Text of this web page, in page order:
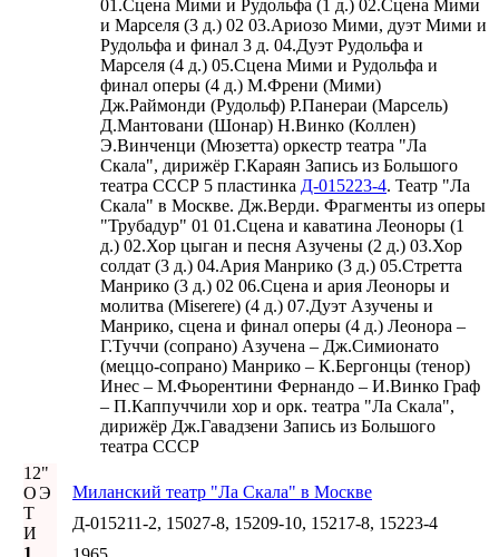
01.Сцена Мими и Рудольфа (1 д.) 02.Сцена Мими
и Марселя (3 д.) 02 03.Ариозо Мими, дуэт Мими и
Рудольфа и финал 3 д. 04.Дуэт Рудольфа и
Марселя (4 д.) 05.Сцена Мими и Рудольфа и
финал оперы (4 д.) М.Френи (Мими)
Дж.Раймонди (Рудольф) Р.Панераи (Марсель)
Д.Мантовани (Шонар) Н.Винко (Коллен)
Э.Винченци (Мюзетта) оркестр театра "Ла
Скала", дирижёр Г.Караян Запись из Большого
театра СССР 5 пластинка Д-015223-4. Театр "Ла
Скала" в Москве. Дж.Верди. Фрагменты из оперы
"Трубадур" 01 01.Сцена и каватина Леоноры (1
д.) 02.Хор цыган и песня Азучены (2 д.) 03.Хор
солдат (3 д.) 04.Ария Манрико (3 д.) 05.Стретта
Манрико (3 д.) 02 06.Сцена и ария Леоноры и
молитва (Miserere) (4 д.) 07.Дуэт Азучены и
Манрико, сцена и финал оперы (4 д.) Леонора –
Г.Туччи (сопрано) Азучена – Дж.Симионато
(меццо-сопрано) Манрико – К.Бергонцы (тенор)
Инес – М.Фьорентини Фернандо – И.Винко Граф
– П.Каппуччили хор и орк. театра "Ла Скала",
дирижёр Дж.Гавадзени Запись из Большого
театра СССР
12"
ОЭ
Т
И
Миланский театр "Ла Скала" в Москве
Д-015211-2, 15027-8, 15209-10, 15217-8, 15223-4